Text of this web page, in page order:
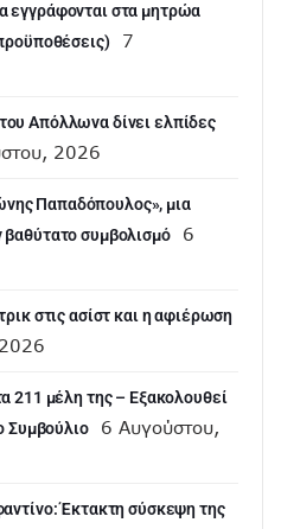
εγγράφονται στα μητρώα
7
Απόλλωνα δίνει ελπίδες
2026
Παπαδόπουλος», μια
συμβολισμό
6
στις ασίστ και η αφιέρωση
211 μέλη της – Εξακολουθεί
Συμβούλιο
6 Αυγούστου,
Έκτακτη σύσκεψη της